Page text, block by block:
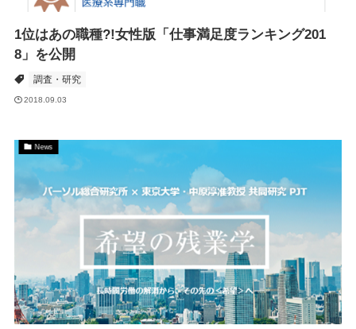
1位はあの職種?!女性版「仕事満足度ランキング201
8」を公開
調査・研究
2018.09.03
News